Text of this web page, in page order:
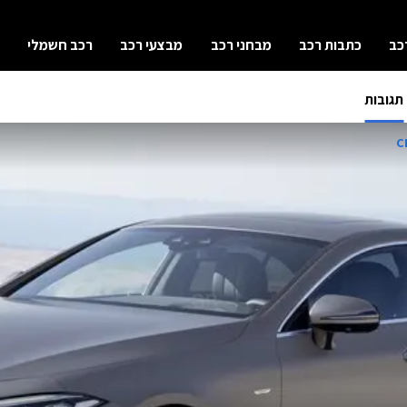
כתבות רכב מבחני רכב מבצעי רכב רכב חשמלי
תגובות